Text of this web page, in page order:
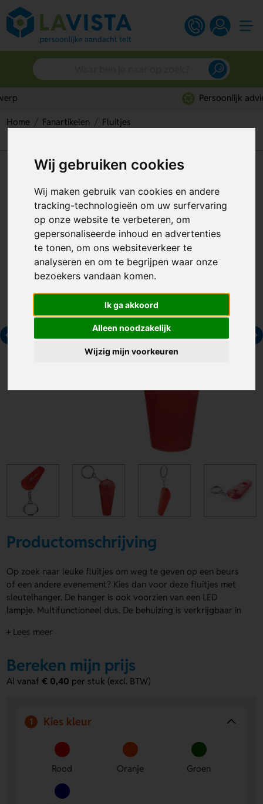
Wij gebruiken cookies
Wij maken gebruik van cookies en andere
tracking-technologieën om uw surfervaring
op onze website te verbeteren, om
gepersonaliseerde inhoud en advertenties
te tonen, om ons websiteverkeer te
analyseren en om te begrijpen waar onze
bezoekers vandaan komen.
Ik ga akkoord
Alleen noodzakelijk
Wijzig mijn voorkeuren
Home Fanartikelen
Fluitjes
Coach Sleutelhanger Met Fluit
Artikelnummer: 132161
Productomschrijving
Op zoek naar leuke fluitjes om weg te geven op een beurs
of een andere evenement? Kies dan voor deze fluitjes met
sleutelhanger. De hanger is ook voorzien van een LED
lampje. Multifunctioneel dus. De behuizing is verkrijgbaar in
worden met een logo.
Liever andere
fluitjes bedrukken
+ Lees meer
Bereken mijn prijs
Al vanaf€ 0,40 per stuk (excl. BTW)
1 Kies kleur
Rood Oranje Groen